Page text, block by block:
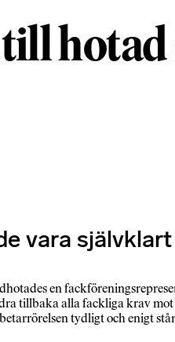
vara
en
tillbaka alla fackliga krav mot
tydligt och enigt